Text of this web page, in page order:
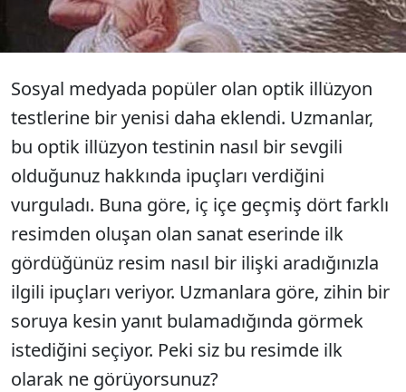
Sosyal medyada popüler olan optik illüzyon
testlerine bir yenisi daha eklendi. Uzmanlar,
bu optik illüzyon testinin nasıl bir sevgili
olduğunuz hakkında ipuçları verdiğini
vurguladı. Buna göre, iç içe geçmiş dört farklı
resimden oluşan olan sanat eserinde ilk
gördüğünüz resim nasıl bir ilişki aradığınızla
ilgili ipuçları veriyor. Uzmanlara göre, zihin bir
soruya kesin yanıt bulamadığında görmek
istediğini seçiyor. Peki siz bu resimde ilk
olarak ne görüyorsunuz?